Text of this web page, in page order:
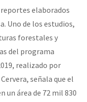
elaborados
Uno de los estudios,
forestales y
del programa
realizado por
señala que el
un área de 72 mil 830